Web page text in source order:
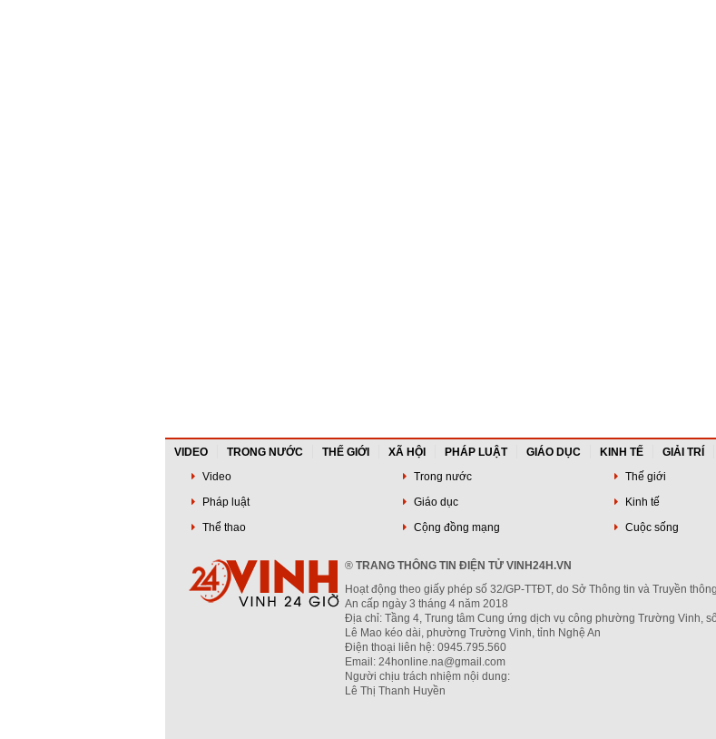
VIDEO TRONG NƯỚC THẾ GIỚI XÃ HỘI PHÁP LUẬT GIÁO DỤC KINH TẾ GIẢI TRÍ
Video
Trong nước Thế giới
Pháp luật
Giáo dục Kinh tế
Thể thao
Cộng đồng mạng Cuộc sống
® TRANG THÔNG TIN ĐIỆN TỬ VINH24H.VN
Hoạt động theo giấy phép số 32/GP-TTĐT, do Sở Thông tin và Truyền
An cấp ngày 3 tháng 4 năm 2018
Địa chỉ: Tầng 4, Trung tâm Cung ứng dịch vụ công phường Trường Vinh,
Lê Mao kéo dài, phường Trường Vinh, tỉnh Nghệ An
Điện thoại liên hệ: 0945.795.560
Email: 24honline.na@gmail.com
Người chịu trách nhiệm nội dung:
Lê Thị Thanh Huyền